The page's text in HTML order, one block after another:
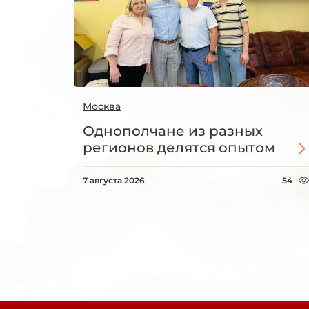
Москва
Однополчане из разных
регионов делятся опытом
7 августа 2026 54